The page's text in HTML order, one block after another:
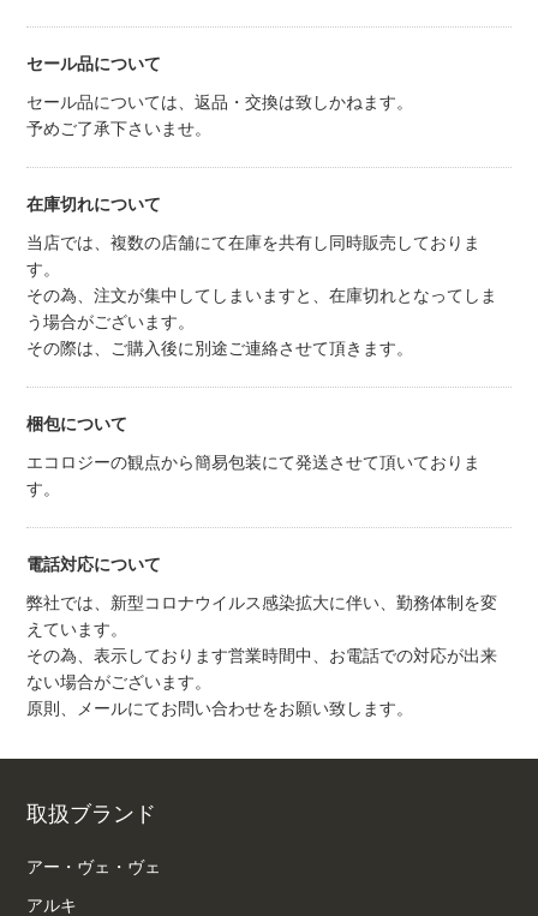
セール品について
セール品については、返品・交換は致しかねます。
予めご了承下さいませ。
在庫切れについて
当店では、複数の店舗にて在庫を共有し同時販売しておりま
す。
その為、注文が集中してしまいますと、在庫切れとなってしま
う場合がございます。
その際は、ご購入後に別途ご連絡させて頂きます。
梱包について
エコロジーの観点から簡易包装にて発送させて頂いておりま
す。
電話対応について
弊社では、新型コロナウイルス感染拡大に伴い、勤務体制を変
えています。
その為、表示しております営業時間中、お電話での対応が出来
ない場合がございます。
原則、メールにてお問い合わせをお願い致します。
取扱ブランド
アー・ヴェ・ヴェ
アルキ